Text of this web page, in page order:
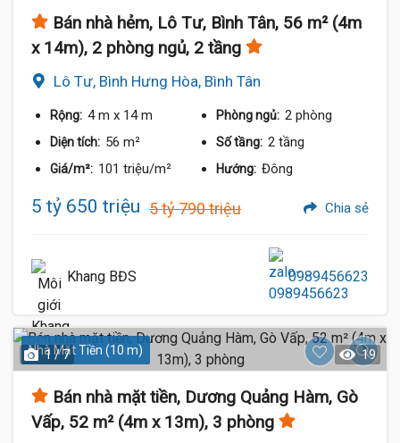
Bán nhà hẻm, Lô Tư, Bình Tân, 56 m² (4m
x 14m), 2 phòng ngủ, 2 tầng
Lô Tư, Bình Hưng Hòa, Bình Tân
Rộng: 4 m x 14 m Phòng ngủ: 2 phòng
Diện tích: 56 m² Số tầng: 2 tầng
Giá/m²: 101 triệu/m² Hướng: Đông
5 tỷ 650 triệu 5 tỷ 790 triệu Chia sẻ
Khang BĐS 0989456623
Nhà Mặt Tiền (10 m)
1 / 7 19
Bán nhà mặt tiền, Dương Quảng Hàm, Gò
Vấp, 52 m² (4m x 13m), 3 phòng